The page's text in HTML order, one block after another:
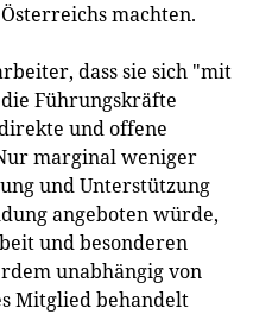
machten.
dass sie sich "mit
Führungskräfte
und offene
marginal weniger
und Unterstützung
angeboten würde,
und besonderen
unabhängig von
Mitglied behandelt